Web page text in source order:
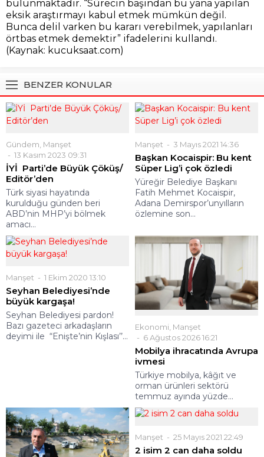
bulunmaktadır. “Sürecin başından bu yana yapılan
eksik araştırmayı kabul etmek mümkün değil.
Bunca delil varken bu kararı verebilmek, yapılanları
örtbas etmek demektir” ifadelerini kullandı.
(Kaynak: kucuksaat.com)
BENZER KONULAR
Gündem Manşet
13 Kasım 2023 09:31
İYİ Parti’de Büyük Çöküş/
Editör’den
Türk siyasi hayatında
kurulduğu günden beri
ABD’nin MHP’yi bölmek
amacı...
Manşet 3 Mayıs 2021 14:36
Başkan Kocaispir: Bu kent
Süper Lig’i çok özledi
Yüreğir Belediye Başkanı
Fatih Mehmet Kocaispir,
Adana Demirspor’unyılların
özlemine son...
Manşet 1 Ekim 2020 13:10
Seyhan Belediyesi’nde
büyük kargaşa!
Seyhan Belediyesi pardon!
Bazı gazeteci arkadaşların
deyimi ile “Enişte’nin Kışlası’’...
Ekonomi, Manşet
6 Ağustos 2026 16:21
Mobilya ihracatında Avrupa
ivmesi
Türkiye mobilya, kâğıt ve
orman ürünleri sektörü
temmuz ayında yüzde...
Manşet 25 Mayıs 2021 22:49
2 isim 2 can daha soldu